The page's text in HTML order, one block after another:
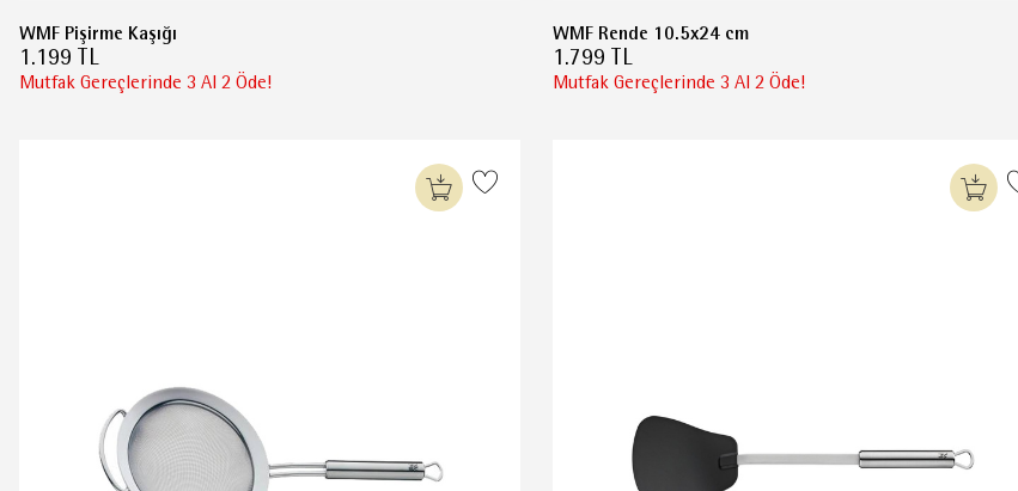
WMF Pişirme Kaşığı
1.199 TL
Mutfak Gereçlerinde 3 Al 2 Öde!
WMF Rende 10.5x24 cm
1.799 TL
Mutfak Gereçlerinde 3 Al 2 Öde!